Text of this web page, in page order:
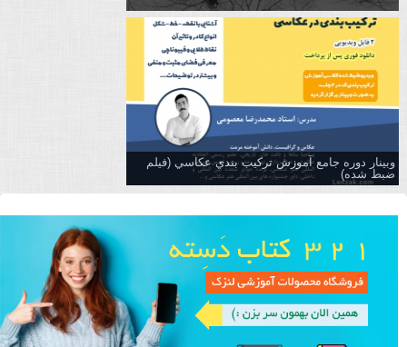
وبینار دوره جامع آموزش تركيب بندي عكاسي (فیلم
ضبط شده)